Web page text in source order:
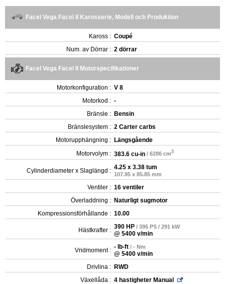
Facel Vega Facel II Karosserie, Modell och Produktion
Kaross : Coupé
Num. av Dörrar : 2 dörrar
Facel Vega Facel II Motorspecifikationer
Motorkonfiguration : V 8
Motorkod : -
Bränsle : Bensin
Bränslesystem : 2 Carter carbs
Motorupphängning : Längsgående
Motorvolym : 383.6 cu-in / 6286 cm3
Cylinderdiameter x Slaglängd : 4.25 x 3.38 tum
107.95 x 85.85 mm
Ventiler : 16 ventiler
Överladdning : Naturligt sugmotor
Kompressionsförhållande : 10.00
Hästkrafter : 390 HP / 395 PS / 291 kW
@ 5400 v/min
Vridmoment : - lb-ft / - Nm
@ 5400 v/min
Drivlina : RWD
Växellåda : 4 hastigheter Manual